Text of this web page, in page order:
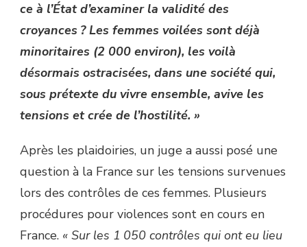
ce à l’État d’examiner la validité des
croyances ? Les femmes voilées sont déjà
minoritaires (2 000 environ), les voilà
désormais ostracisées, dans une société qui,
sous prétexte du vivre ensemble, avive les
tensions et crée de l’hostilité. »
Après les plaidoiries, un juge a aussi posé une
question à la France sur les tensions survenues
lors des contrôles de ces femmes. Plusieurs
procédures pour violences sont en cours en
France. « Sur les 1 050 contrôles qui ont eu lieu